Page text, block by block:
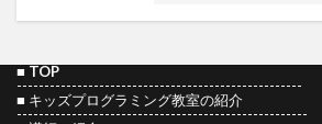
■ TOP
----------------------------------------------------
■ キッズプログラミング教室の紹介
-----------------------------------------------------